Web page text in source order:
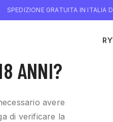
ANNI?
avere
di verificare la
SPEDIZIONE GRATUITA IN ITALIA
WINE DELIVERY